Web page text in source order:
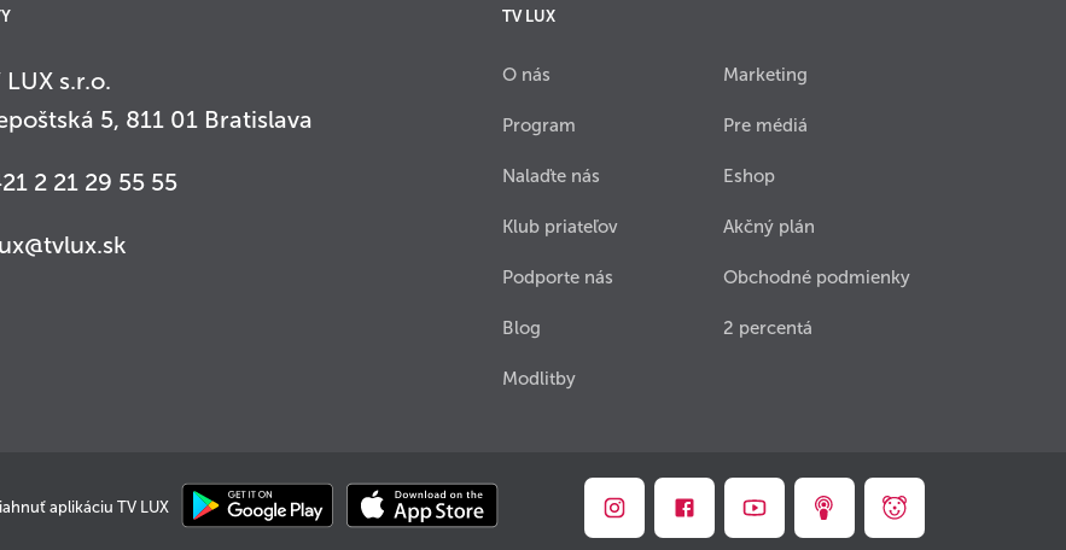
LUX s.r.o.
5, 811 01 Bratislava
2 21 29 55 55
TV LUX
O nás
Program
Nalaďte nás
Klub priateľov
Podporte nás
Blog
Modlitby
Marketing
Pre médiá
Eshop
Akčný plán
Obchodné podmienky
2 percentá
aplikáciu TV LUX